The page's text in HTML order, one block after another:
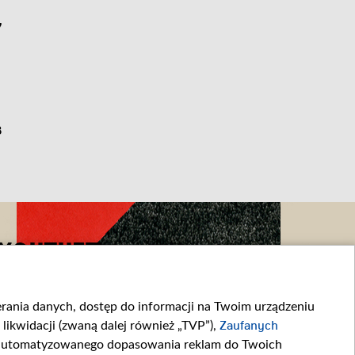
danych, dostęp do informacji na Twoim urządzeniu
(zwaną dalej również „TVP”), Zaufanych
dopasowania reklam do Twoich